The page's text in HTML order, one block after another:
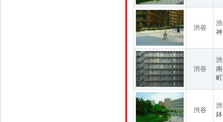
渋谷
渋谷
渋谷